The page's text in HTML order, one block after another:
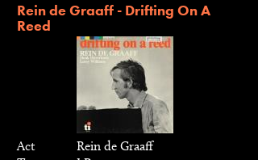
Rein de Graaff - Drifting On A
Reed
Act
Rein de Graaff